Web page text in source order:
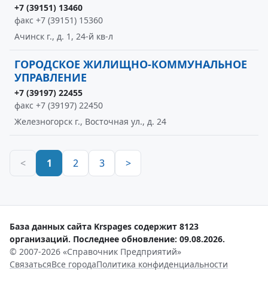
+7 (39151) 13460
факс +7 (39151) 15360
Ачинск г., д. 1, 24-й кв-л
ГОРОДСКОЕ ЖИЛИЩНО-КОММУНАЛЬНОЕ
УПРАВЛЕНИЕ
+7 (39197) 22455
факс +7 (39197) 22450
Железногорск г., Восточная ул., д. 24
< 1 2 3 >
База данных сайта Krspages содержит 8123
организаций. Последнее обновление: 09.08.2026.
© 2007-2026 «Справочник Предприятий»
СвязатьсяВсе городаПолитика конфиденциальности